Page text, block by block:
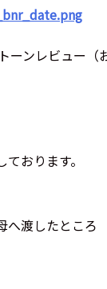
ンレビュー（
おります。
へ渡したところ